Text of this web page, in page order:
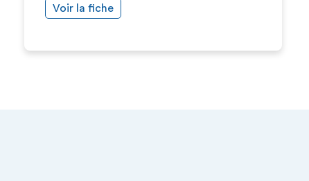
Voir la fiche